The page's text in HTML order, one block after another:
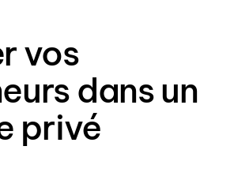
vos
dans un
privé